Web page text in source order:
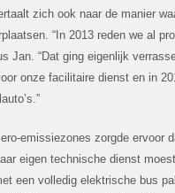
zich ook naar de manier
“In 2013 reden we al
Jan. “Dat ging eigenlijk
onze facilitaire dienst en in
emissiezones zorgde ervoor
eigen technische dienst
een volledig elektrische bus